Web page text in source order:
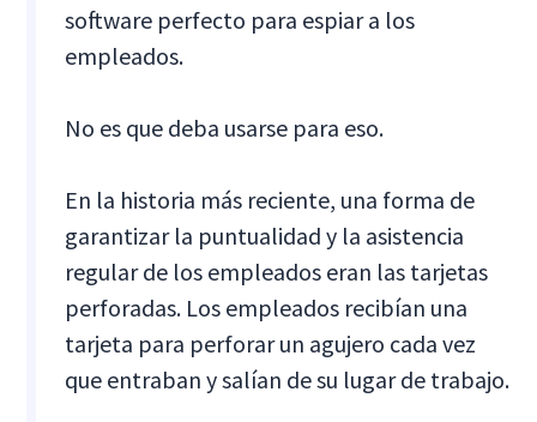
software perfecto para espiar a los
empleados.
No es que deba usarse para eso.
En la historia más reciente, una forma de
garantizar la puntualidad y la asistencia
regular de los empleados eran las tarjetas
perforadas. Los empleados recibían una
tarjeta para perforar un agujero cada vez
que entraban y salían de su lugar de trabajo.